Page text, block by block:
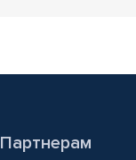
Партнерам